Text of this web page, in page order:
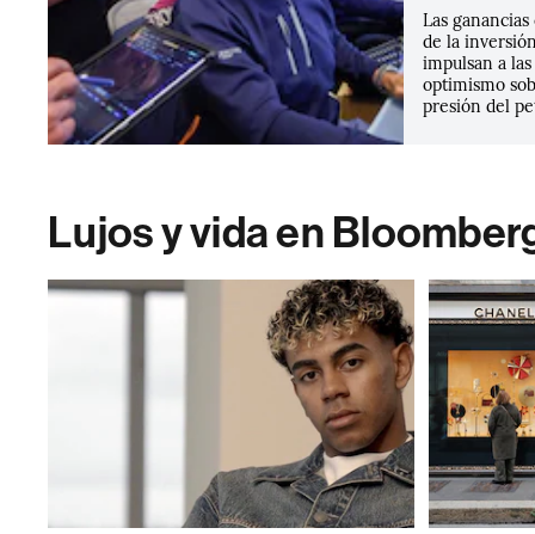
Las
de la
impulsan a
optimismo
presión del
Lujos y vida en